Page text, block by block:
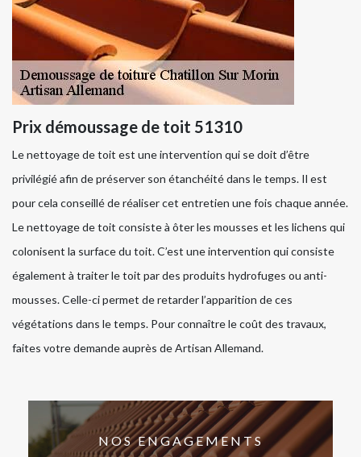
Prix démoussage de toit 51310
Le nettoyage de toit est une intervention qui se doit d’être
privilégié afin de préserver son étanchéité dans le temps. Il est
pour cela conseillé de réaliser cet entretien une fois chaque année.
Le nettoyage de toit consiste à ôter les mousses et les lichens qui
colonisent la surface du toit. C’est une intervention qui consiste
également à traiter le toit par des produits hydrofuges ou anti-
mousses. Celle-ci permet de retarder l’apparition de ces
végétations dans le temps. Pour connaître le coût des travaux,
faites votre demande auprès de Artisan Allemand.
NOS ENGAGEMENTS